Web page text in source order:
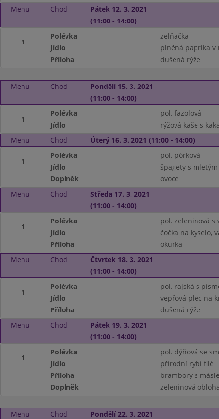
Menu
Chod
Pátek 12. 3. 2021
(11:00 - 14:00)
1
Polévka
zelňačka
Jídlo
plněná paprika v
Příloha
dušená rýže
Menu Chod
Pondělí 15. 3. 2021
(11:00 - 14:00)
1
Polévka
pol. fazolová
Jídlo
rýžová kaše s
Menu
Chod Úterý 16. 3. 2021 (11:00 - 14:00)
1
Polévka
pol. pórková
Jídlo
špagety s
Doplněk
ovoce
Menu
Chod
Středa 17. 3. 2021
(11:00 - 14:00)
1
Polévka
pol. zeleninová s
Jídlo
čočka na kyselo,
Příloha
okurka
Menu
Chod
Čtvrtek 18. 3. 2021
(11:00 - 14:00)
1
Polévka
pol. rajská s
Jídlo
vepřová plec na
Příloha
dušená rýže
Menu
Chod
Pátek 19. 3. 2021
(11:00 - 14:00)
1
Polévka
pol. dýňová se
Jídlo
přírodní rybí filé
Příloha
brambory s
Doplněk
zeleninová
Menu Chod
Pondělí 22. 3. 2021